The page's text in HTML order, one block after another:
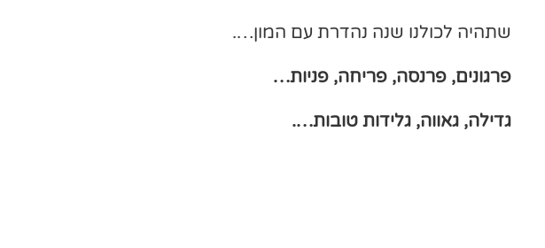
שתהיה לכולנו שנה נהדרת עם המון….
פרגונים, פרנסה, פריחה, פניות…
גדילה, גאווה, גלידות טובות….